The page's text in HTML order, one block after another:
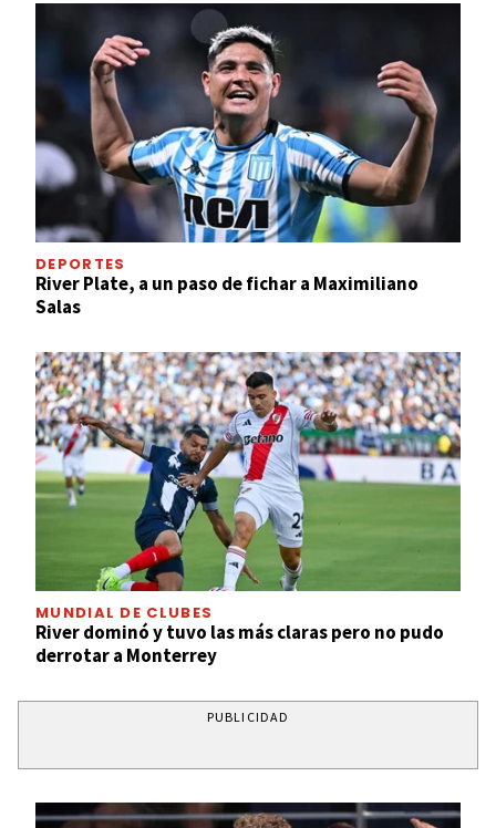
DEPORTES
River Plate, a un paso de fichar a Maximiliano
Salas
MUNDIAL DE CLUBES
River dominó y tuvo las más claras pero no pudo
derrotar a Monterrey
PUBLICIDAD